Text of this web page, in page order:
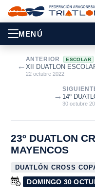
MENÚ
←
ANTERIOR ESCOLAR
XII DUATLON
22 octubre 2022
14º
30 octubre
→
23º DUATLON
MAYENCOS
DUATLÓN CROSS
DOMINGO 30